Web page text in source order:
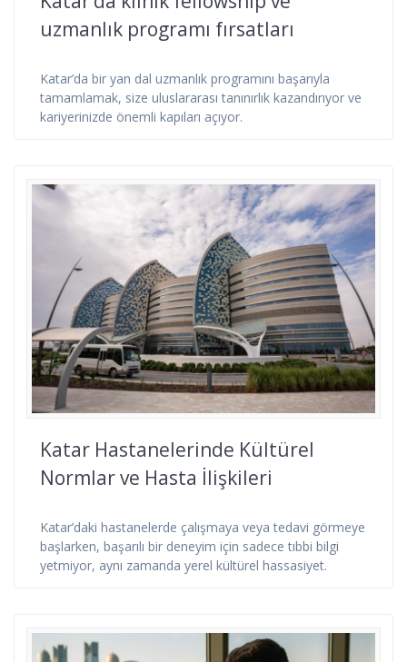
uzmanlık programı fırsatları
Katar’da bir yan dal uzmanlık programını başarıyla
tamamlamak, size uluslararası tanınırlık kazandırıyor ve
kariyerinizde önemli kapıları açıyor.
Katar Hastanelerinde Kültürel
Normlar ve Hasta İlişkileri
Katar’daki hastanelerde çalışmaya veya tedavi görmeye
başlarken, başarılı bir deneyim için sadece tıbbi bilgi
yetmiyor, aynı zamanda yerel kültürel hassasiyet.